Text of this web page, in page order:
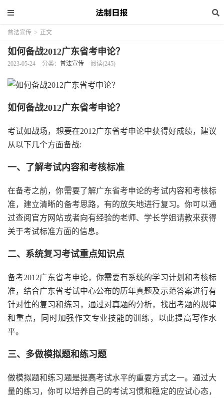
普法宣传 > 正文
如何备战2012广东省考申论？
2023-05-24 分类： 普法宣传 阅读(245)
如何备战2012广东省考申论？
考试如战场，想要在2012广东省考申论中获得好成绩，建议
从以下几个方面备战:
一、了解考试内容和考核标准
在备考之前，你需要了解广东省考申论的考试内容和考核标
准，建立清晰的备考思路，有的放矢地进行复习。你可以通
过查阅官方网站或者向有经验的老师、学长学姐请教来获得
关于考试标准方面的信息。
二、系统复习考试重点知识点
备考2012广东省考申论，你需要有系统的学习计划和考核标
准，结合广东省考试中心公布的历年真题及示范答案进行有
针对性的复习和练习，通过对真题的分析，找出考题的规律
和重点，同时加强作文专业技能的训练，以此提高写作水
平。
三、多做模拟题和练习题
做模拟题和练习题是提高考试水平的重要方式之一。通过大
量的练习，你可以培养自己的考试习惯和稳定的应试心态，